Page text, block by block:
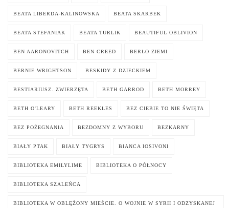
BEATA LIBERDA-KALINOWSKA BEATA SKARBEK
BEATA STEFANIAK BEATA TURLIK BEAUTIFUL OBLIVION
BEN AARONOVITCH BEN CREED BERŁO ZIEMI
BERNIE WRIGHTSON BESKIDY Z DZIECKIEM
BESTIARIUSZ. ZWIERZĘTA BETH GARROD BETH MORREY
BETH O'LEARY BETH REEKLES BEZ CIEBIE TO NIE ŚWIĘTA
BEZ POŻEGNANIA BEZDOMNY Z WYBORU BEZKARNY
BIAŁY PTAK BIAŁY TYGRYS BIANCA IOSIVONI
BIBLIOTEKA EMILYLIME BIBLIOTEKA O PÓŁNOCY
BIBLIOTEKA SZALEŃCA
BIBLIOTEKA W OBLĘŻONY MIEŚCIE. O WOJNIE W SYRII I ODZYSKANEJ